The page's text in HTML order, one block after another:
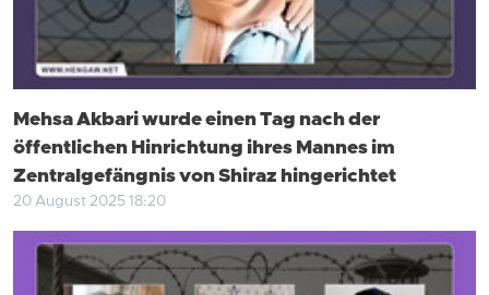
Mehsa Akbari wurde einen Tag nach der
öffentlichen Hinrichtung ihres Mannes im
Zentralgefängnis von Shiraz hingerichtet
20 August 2025 18:20